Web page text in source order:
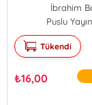
İbrahim
Puslu
Tükendi
₺16,00